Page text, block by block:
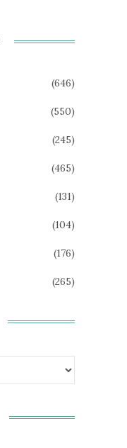
(646)
(550)
(245)
(465)
(131)
(104)
(176)
(265)